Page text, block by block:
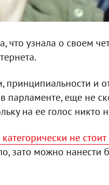
что узнала о своем
принципиальности и
еще не
на ее голос никто
не
зато можно